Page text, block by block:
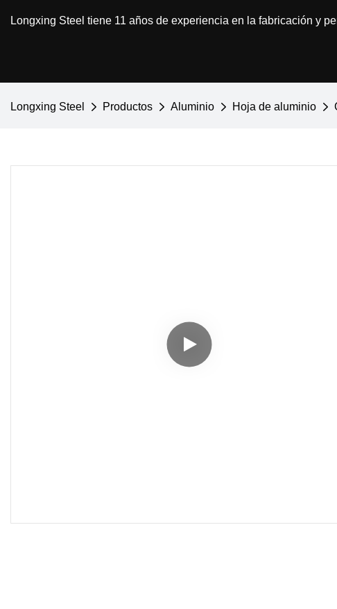
Longxing Steel tiene 11 años de experiencia en la fabricación y
Longxing Steel Productos Aluminio Hoja de aluminio